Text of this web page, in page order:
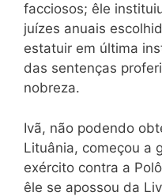
facciosos; êle
juízes anuais
estatuir em última
das sentenças
nobreza.
Ivã, não podendo
Lituânia, começou a
exército contra a
êle se apossou da